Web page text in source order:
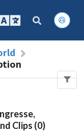
Clips (0)